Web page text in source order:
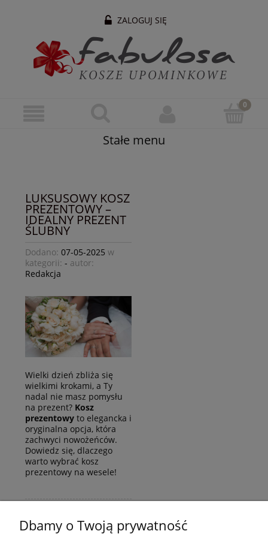
ZALOGUJ SIĘ
Stałe menu
LUKSUSOWY KOSZ
PREZENTOWY –
IDEALNY PREZENT
ŚLUBNY
Dodano: 07-05-2025 w
kategorii: - autor:
Redakcja
Wielki dzień zbliża się
wielkimi krokami, a Ty
nadal nie masz pomysłu
na prezent? Kosz
prezentowy to elegancka i
oryginalna opcja, która
zachwyci nowożeńców.
Dowiedz się, dlaczego
warto wybrać kosz
prezentowy na wesele!
Dbamy o Twoją prywatność